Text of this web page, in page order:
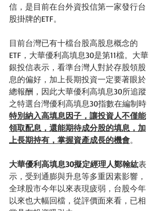
信，是目前在台外資投信第一家發行台
股掛牌的ETF。
目前台灣已有十檔台股高股息概念的
ETF，大華優利高填息30是第11檔。大華
銀投信表示，看準台灣人對於存股領股
息的偏好，加上長期投資一定要著眼於
總報酬，因此大華優利高填息30所追蹤
之特選台灣優利高填息30指數在編制時
特別納入高填息因子，讓投資人不僅能
領取配息，還能期待成分股的填息，加
上長期持有，掌握資產成長的機會。
大華優利高填息30擬定經理人鄭翰紘表
示，受到通膨與升息等多重因素影響，
全球股市今年以來表現疲弱，台股今年
以來也大幅回檔，從評價面來看，已相